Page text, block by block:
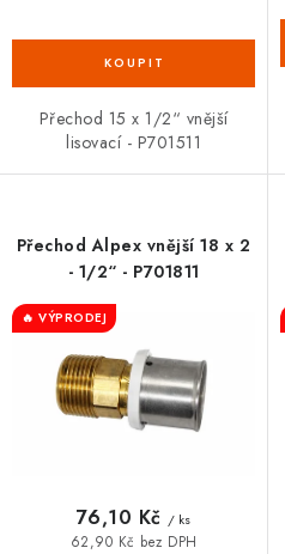
Přechod 15 x 1/2“ vnější
lisovací - P701511
Přechod Alpex vnější 18 x 2
- 1/2“ - P701811
🔥 VÝPRODEJ
62,90 Kč bez DPH
76,10 Kč / ks